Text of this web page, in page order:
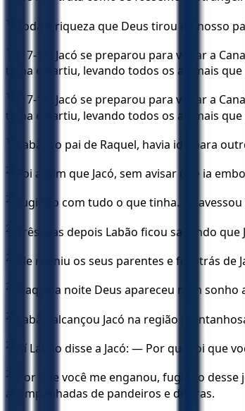
16 Toda a riqueza que Deus tirou do nosso
17
[17-18] Jacó se preparou para voltar a
tinha e partiu, levando todos os animais
18
[17-18] Jacó se preparou para voltar a
tinha e partiu, levando todos os animais
19 Labão, o pai de Raquel, havia ido para
20 Foi assim que Jacó, sem avisar que ia
21 fugindo com tudo o que tinha.
22 Três dias depois Labão ficou sabendo que
23 Ele reuniu os seus parentes e foi atrás
24 Naquela noite Deus apareceu num
25 Labão alcançou Jacó na região
26 Aí Labão disse a Jacó: — Por que foi que
27
Por que você me enganou, fugindo
acompanhadas de pandeiros e de liras.